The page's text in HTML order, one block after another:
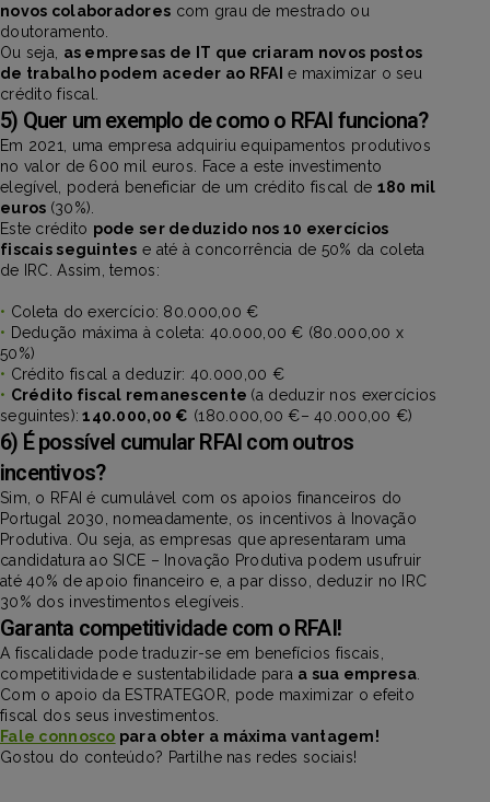
novos colaboradores com grau de mestrado ou
doutoramento.
Ou seja, as empresas de IT que criaram novos postos
de trabalho podem aceder ao RFAI e maximizar o seu
crédito fiscal.
5) Quer um exemplo de como o RFAI funciona?
Em 2021, uma empresa adquiriu equipamentos produtivos
no valor de 600 mil euros. Face a este investimento
elegível, poderá beneficiar de um crédito fiscal de 180 mil
euros (30%).
Este crédito pode ser deduzido nos 10 exercícios
fiscais seguintes e até à concorrência de 50% da coleta
de IRC. Assim, temos:
• Coleta do exercício: 80.000,00 €
• Dedução máxima à coleta: 40.000,00 € (80.000,00 x
50%)
• Crédito fiscal a deduzir: 40.000,00 €
• Crédito fiscal remanescente (a deduzir nos exercícios
seguintes): 140.000,00 € (180.000,00 €– 40.000,00 €)
6) É possível cumular RFAI com outros
incentivos?
Sim, o RFAI é cumulável com os apoios financeiros do
Portugal 2030, nomeadamente, os incentivos à Inovação
Produtiva. Ou seja, as empresas que apresentaram uma
candidatura ao SICE – Inovação Produtiva podem usufruir
até 40% de apoio financeiro e, a par disso, deduzir no IRC
30% dos investimentos elegíveis.
Garanta competitividade com o RFAI!
A fiscalidade pode traduzir-se em benefícios fiscais,
competitividade e sustentabilidade para a sua empresa.
Com o apoio da ESTRATEGOR, pode maximizar o efeito
fiscal dos seus investimentos.
Fale connosco para obter a máxima vantagem!
Gostou do conteúdo? Partilhe nas redes sociais!